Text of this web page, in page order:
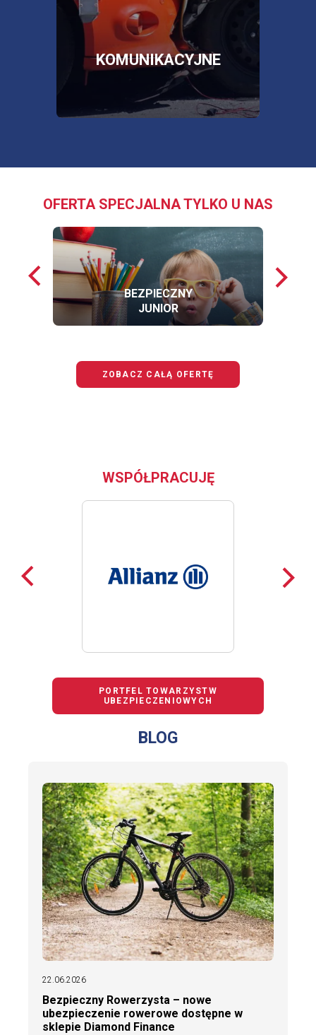
KOMUNIKACYJNE
SKLEP
OTWORZY
SIĘ
W
NOWEJ
KARCIE
OFERTA SPECJALNA TYLKO U NAS
Poprzednie
loga
BEZPIECZNY
JUNIOR
loga
ZOBACZ CAŁĄ OFERTĘ
WSPÓŁPRACUJĘ
Poprzednie
loga
loga
PORTFEL TOWARZYSTW
UBEZPIECZENIOWYCH
BLOG
22.06.2026
Bezpieczny Rowerzysta – nowe
ubezpieczenie rowerowe dostępne w
sklepie Diamond Finance